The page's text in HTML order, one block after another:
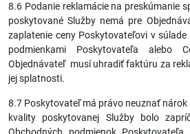
8.6 Podanie reklamácie na preskúmanie
poskytované Služby nemá pre
zaplatenie ceny Poskytovateľovi v
podmienkami Poskytovateľa alebo
Objednávateľ musí uhradiť faktúru za
jej splatnosti.
8.7 Poskytovateľ má právo neuznať nárok
kvality poskytovanej Služby bolo